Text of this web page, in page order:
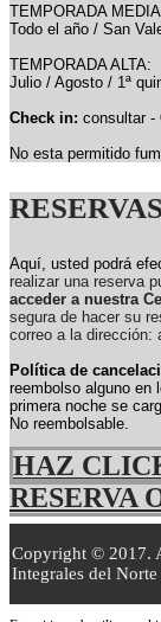
TEMPORADA
Todo el año / San
TEMPORADA ALTA:
Julio / Agosto / 1ª
Check in: consultar -
No esta permitido
RESERVAS
Aquí, usted podrá
realizar una reserva
acceder a nuestra
segura de hacer su
correo a la dirección:
Política de
reembolso alguno en
primera noche se
No reembolsable.
HAZ
RESERVA
Copyright © 2017.
Integrales del Norte